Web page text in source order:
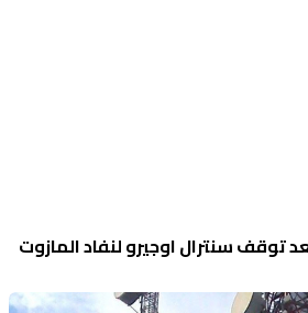
توقف سنترال اوجيرو لنفاد المازوت